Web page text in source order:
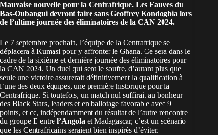
Mauvaise nouvelle pour la Centrafrique. Les Fauves du
Bas-Oubangui devront faire sans Geoffrey Kondogbia lors
de l’ultime journée des éliminatoires de la CAN 2024.
Le 7 septembre prochain, l’équipe de la Centrafrique se
déplacera à Kumasi pour y affronter le Ghana. Ce sera dans le
cadre de la sixième et dernière journée des éliminatoires pour
la CAN 2024. Un duel qui sent le soufre, d’autant plus que
seule une victoire assurerait définitivement la qualification à
l’une des deux équipes, une première historique pour la
Centrafrique. Si toutefois, un match nul suffirait au bonheur
des Black Stars, leaders et en ballotage favorable avec 9
points, et ce, indépendamment du résultat de l’autre rencontre
du groupe E entre l’Angola et Madagascar, c’est un scénario
que les Centrafricains seraient bien inspirés d’éviter.